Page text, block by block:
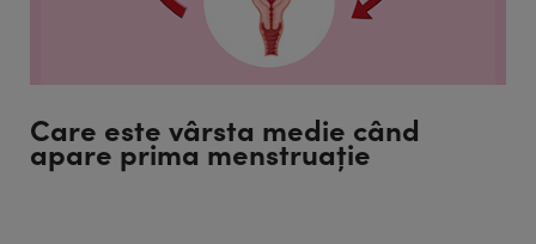
Care este vârsta medie când
apare prima menstruație